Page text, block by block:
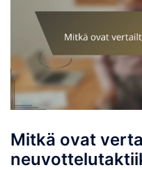
Mitkä ovat